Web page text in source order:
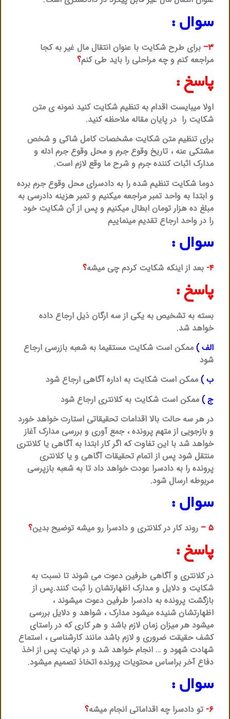
سوال :
۳– برای طرح شکایت با عنوان انتقال مال غیر به کجا
مراجعه کنم و چه مراحلی را باید طی کنم؟
پاسخ :
اولا میبایست اقدام به تنظیم شکایت کنید نمونه ی متن
شکایت را در پایان مقاله ملاحظه کنید.
برای تنظیم متن شکایت مشخصات کامل شاکی و شخص
مشتکی عنه ، تاریخ وقوع جرم و محل وقوع جرم ادله و
مدارک اثبات کننده جرم و شرح ما وقع لازم است.
دوما شکایت تنظیم شده را به دادسرای محل وقوع جرم برده
و ابتدا به واحد تمبر مراجعه میکنیم و تمبر هزینه دادرسی به
مبلغ ده هزار تومان ابطال میکنیم و پس از آن شکایت خود
را در واحد ارجاع تقدیم مینماییم
سوال :
۴- بعد از اینکه شکایت کردم چی میشه؟
پاسخ :
بسته به تشخیص به یکی از سه ارگان ذیل ارجاع داده
خواهد شد.
الف ) ممکن است شکایت مستقیما به شعبه بازرسی ارجاع
شود
ب ) ممکن است شکایت به اداره آگاهی ارجاع شود
ج ) ممکن است شکایت به کلانتری ارجاع شود
در هر سه حالت بالا اقدامات تحقیقاتی استارت خواهد خورد
و بازجویی از متهم پرونده ، جمع آوری و بررسی مدارک آغاز
خواهد شد با این تفاوت که اگر کار ابتدا به آگاهی یا کلانتری
منتقل شود پس از اتمام تحقیقات آگاهی و یا کلانتری
پرونده را به دادسرا عودت خواهد داد تا به شعبه بازپرسی
مربوطه ارسال شود.
سوال :
۵ – روند کار در کلانتری و دادسرا رو میشه توضیح بدین؟
پاسخ :
در کلانتری و آگاهی طرفین دعوت می شوند تا نسبت به
شکایت و دلایل و مدارک اظهارتشان را ثبت کنند.پس از
بازگشت پرونده به دادسرا طرفین دعوت میشوند ،
اظهارتشان شنیده میشود مدارک ، شواهد و دلایل بررسی
میشود هر میزان زمان لازم باشد و هر کاری که در راستای
کشف حقیقت ضروری و لازم باشد مانند کارشناسی ، استماع
شهادت شهود و … انجام خواهد شد و در نهایت پس از اخذ
دفاع آخر براساس محتویات پرونده اتخاذ تصمیم میشود.
سوال :
۶- تو دادسرا چه اقداماتی انجام میشه؟